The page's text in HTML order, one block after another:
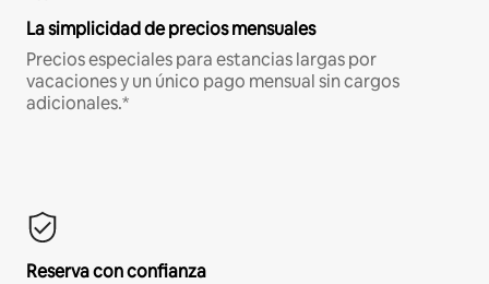
La simplicidad de precios mensuales
Precios especiales para estancias largas por
vacaciones y un único pago mensual sin cargos
adicionales.*
Reserva con confianza